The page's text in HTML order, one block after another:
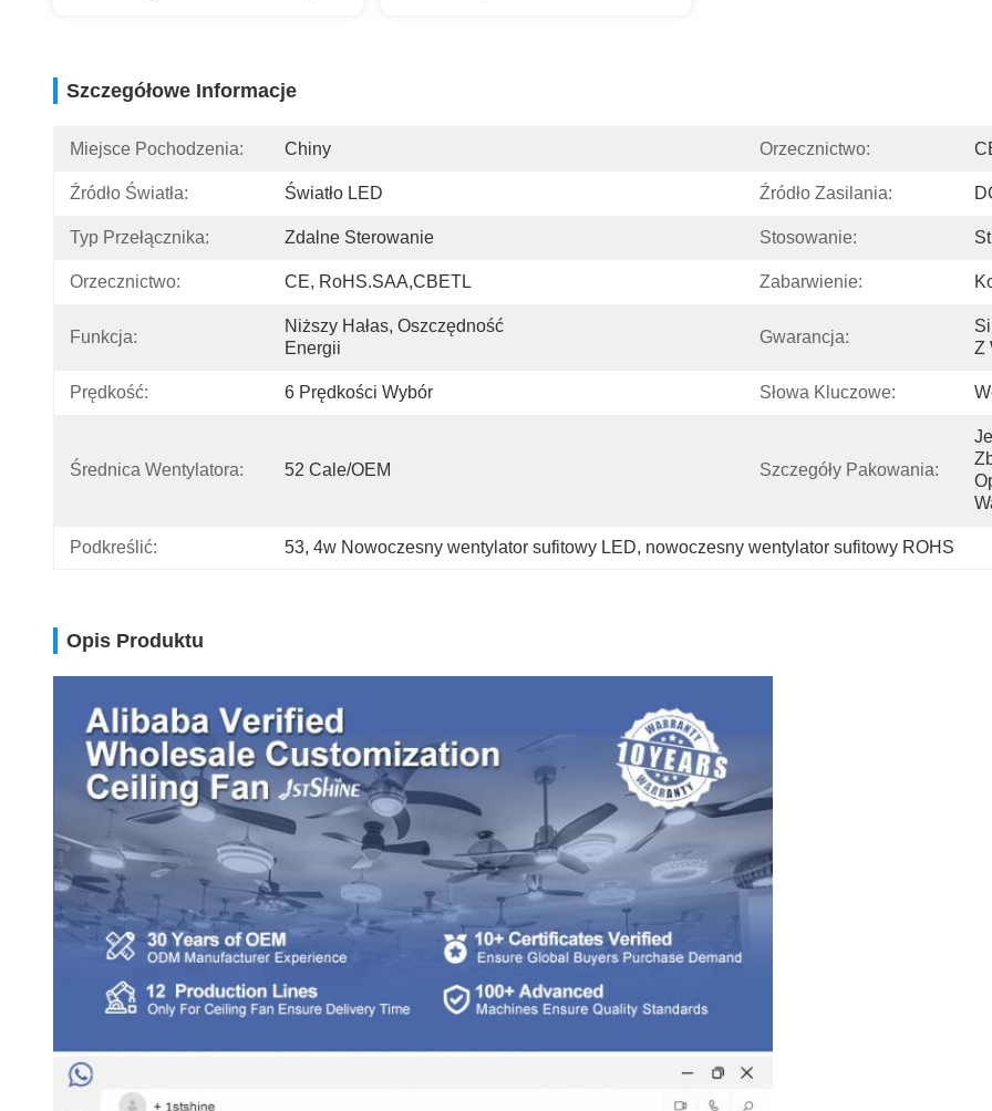
Szczegółowe Informacje
Miejsce Pochodzenia: Chiny Orzecznictwo:
Źródło Światła: Światło LED Źródło Zasilania:
Typ Przełącznika: Zdalne Sterowanie Stosowanie:
Orzecznictwo: CE, RoHS.SAA,CBETL Zabarwienie:
Funkcja:
Niższy Hałas, Oszczędność
Energii
Gwarancja:
Z
Prędkość: 6 Prędkości Wybór Słowa Kluczowe:
Średnica Wentylatora: 52 Cale/OEM Szczegóły Pakowania:
Podkreślić: 53, 4w Nowoczesny wentylator sufitowy LED, nowoczesny wentylator sufitowy ROHS
Opis Produktu